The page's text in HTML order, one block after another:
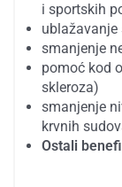
i sportskih
smanjenje
pomoć kod
skleroza)
smanjenje
krvnih
Ostali